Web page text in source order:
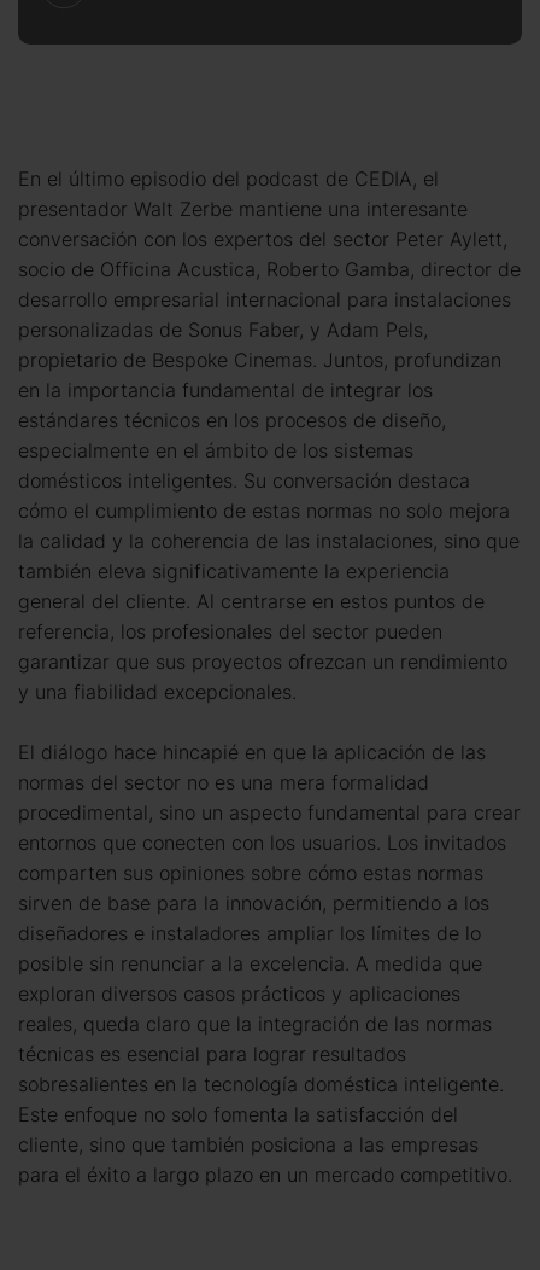
En el último episodio del podcast de CEDIA, el
presentador Walt Zerbe mantiene una interesante
conversación con los expertos del sector Peter Aylett,
socio de Officina Acustica, Roberto Gamba, director de
desarrollo empresarial internacional para instalaciones
personalizadas de Sonus Faber, y Adam Pels,
propietario de Bespoke Cinemas. Juntos, profundizan
en la importancia fundamental de integrar los
estándares técnicos en los procesos de diseño,
especialmente en el ámbito de los sistemas
domésticos inteligentes. Su conversación destaca
cómo el cumplimiento de estas normas no solo mejora
la calidad y la coherencia de las instalaciones, sino que
también eleva significativamente la experiencia
general del cliente. Al centrarse en estos puntos de
referencia, los profesionales del sector pueden
garantizar que sus proyectos ofrezcan un rendimiento
y una fiabilidad excepcionales.
El diálogo hace hincapié en que la aplicación de las
normas del sector no es una mera formalidad
procedimental, sino un aspecto fundamental para crear
entornos que conecten con los usuarios. Los invitados
comparten sus opiniones sobre cómo estas normas
sirven de base para la innovación, permitiendo a los
diseñadores e instaladores ampliar los límites de lo
posible sin renunciar a la excelencia. A medida que
exploran diversos casos prácticos y aplicaciones
reales, queda claro que la integración de las normas
técnicas es esencial para lograr resultados
sobresalientes en la tecnología doméstica inteligente.
Este enfoque no solo fomenta la satisfacción del
cliente, sino que también posiciona a las empresas
para el éxito a largo plazo en un mercado competitivo.